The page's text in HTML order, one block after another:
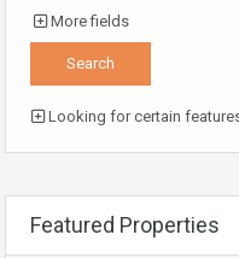
More fields
Looking for certain
Featured Properties